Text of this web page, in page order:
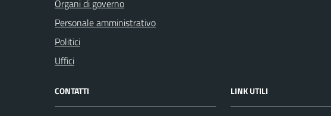
Organi di governo
Personale amministrativo
Politici
Uffici
CONTATTI LINK UTILI